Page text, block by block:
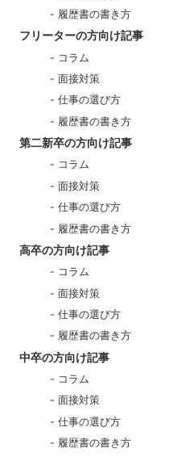
履歴書の書き方
フリーターの方向け記事
コラム
面接対策
仕事の選び方
履歴書の書き方
第二新卒の方向け記事
コラム
面接対策
仕事の選び方
履歴書の書き方
高卒の方向け記事
コラム
面接対策
仕事の選び方
履歴書の書き方
中卒の方向け記事
コラム
面接対策
仕事の選び方
履歴書の書き方